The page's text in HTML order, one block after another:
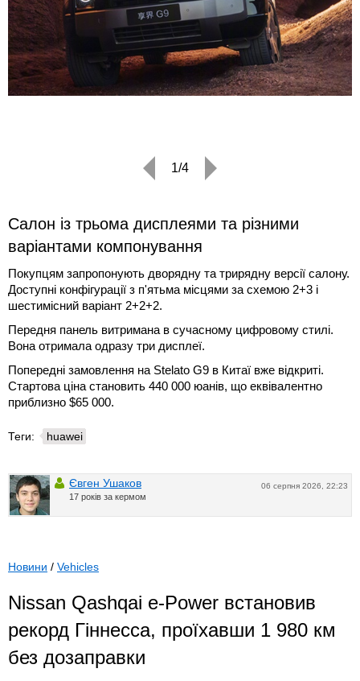
1/4
Салон із трьома дисплеями та різними
варіантами компонування
Покупцям запропонують дворядну та трирядну версії салону.
Доступні конфігурації з п'ятьма місцями за схемою 2+3 і
шестимісний варіант 2+2+2.
Передня панель витримана в сучасному цифровому стилі.
Вона отримала одразу три дисплеї.
Попередні замовлення на Stelato G9 в Китаї вже відкриті.
Стартова ціна становить 440 000 юанів, що еквівалентно
приблизно $65 000.
Теги: huawei
06 серпня 2026, 22:23
Євген Ушаков
17 років за кермом
Новини / Vehicles
Nissan Qashqai e-Power встановив
рекорд Гіннесса, проїхавши 1 980 км
без дозаправки